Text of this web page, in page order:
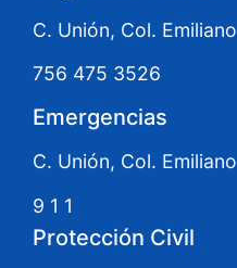
C. Unión, Col.
756 475 3526
Emergencias
C. Unión, Col.
9 1 1
Protección Civil